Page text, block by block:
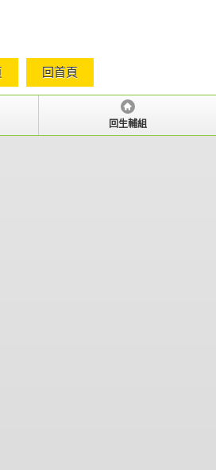
回首頁
回生輔組